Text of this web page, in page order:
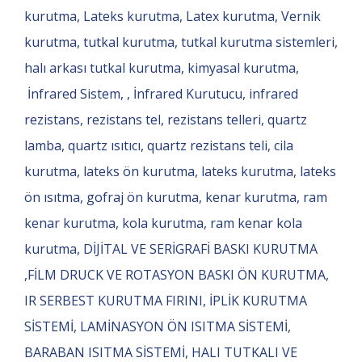
kurutma, Lateks kurutma, Latex kurutma, Vernik
kurutma, tutkal kurutma, tutkal kurutma sistemleri,
halı arkası tutkal kurutma, kimyasal kurutma,
İnfrared Sistem, , İnfrared Kurutucu, infrared
rezistans, rezistans tel, rezistans telleri, quartz
lamba, quartz ısıtıcı, quartz rezistans teli, cila
kurutma, lateks ön kurutma, lateks kurutma, lateks
ön ısıtma, gofraj ön kurutma, kenar kurutma, ram
kenar kurutma, kola kurutma, ram kenar kola
kurutma, DİJİTAL VE SERİGRAFİ BASKI KURUTMA
,FİLM DRUCK VE ROTASYON BASKI ÖN KURUTMA,
IR SERBEST KURUTMA FIRINI, İPLİK KURUTMA
SİSTEMİ, LAMİNASYON ÖN ISITMA SİSTEMİ,
BARABAN ISITMA SİSTEMİ, HALI TUTKALI VE